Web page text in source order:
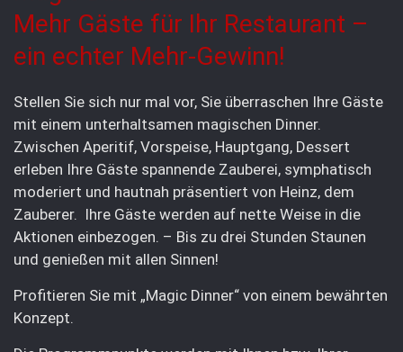
Mehr Gäste für Ihr Restaurant –
ein echter Mehr-Gewinn!
Stellen Sie sich nur mal vor, Sie überraschen Ihre Gäste
mit einem unterhaltsamen magischen Dinner.
Zwischen Aperitif, Vorspeise, Hauptgang, Dessert
erleben Ihre Gäste spannende Zauberei, symphatisch
moderiert und hautnah präsentiert von Heinz, dem
Zauberer. Ihre Gäste werden auf nette Weise in die
Aktionen einbezogen. – Bis zu drei Stunden Staunen
und genießen mit allen Sinnen!
Profitieren Sie mit „Magic Dinner“ von einem bewährten
Konzept.